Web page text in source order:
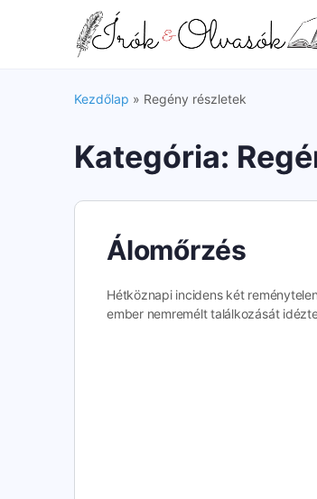
Kezdőlap » Regény részletek
Kategória:
Álomőrzés
Hétköznapi incidens két reménytelen
ember nemremélt találkozását